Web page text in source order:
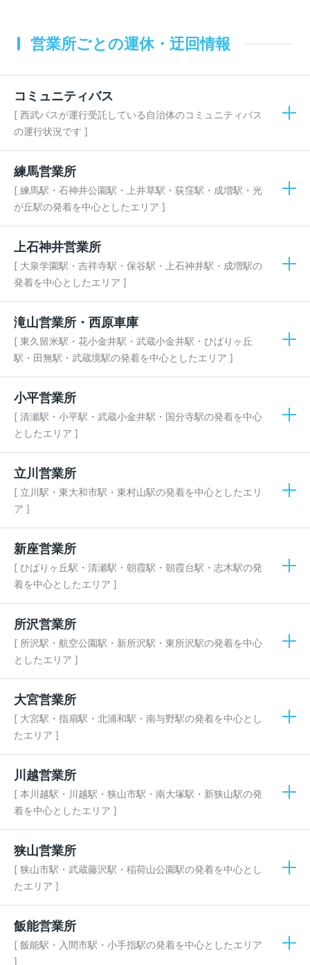
営業所ごとの運休・迂回情報
コミュニティバス
[ 西武バスが運行受託している自治体のコミュニティバス
の運行状況です ]
練馬営業所
[ 練馬駅・石神井公園駅・上井草駅・荻窪駅・成増駅・光
が丘駅の発着を中心としたエリア ]
上石神井営業所
[ 大泉学園駅・吉祥寺駅・保谷駅・上石神井駅・成増駅の
発着を中心としたエリア ]
滝山営業所・西原車庫
[ 東久留米駅・花小金井駅・武蔵小金井駅・ひばりヶ丘
駅・田無駅・武蔵境駅の発着を中心としたエリア ]
小平営業所
[ 清瀬駅・小平駅・武蔵小金井駅・国分寺駅の発着を中心
としたエリア ]
立川営業所
[ 立川駅・東大和市駅・東村山駅の発着を中心としたエリ
ア ]
新座営業所
[ ひばりヶ丘駅・清瀬駅・朝霞駅・朝霞台駅・志木駅の発
着を中心としたエリア ]
所沢営業所
[ 所沢駅・航空公園駅・新所沢駅・東所沢駅の発着を中心
としたエリア ]
大宮営業所
[ 大宮駅・指扇駅・北浦和駅・南与野駅の発着を中心とし
たエリア ]
川越営業所
[ 本川越駅・川越駅・狭山市駅・南大塚駅・新狭山駅の発
着を中心としたエリア ]
狭山営業所
[ 狭山市駅・武蔵藤沢駅・稲荷山公園駅の発着を中心とし
たエリア ]
飯能営業所
[ 飯能駅・入間市駅・小手指駅の発着を中心としたエリア
]